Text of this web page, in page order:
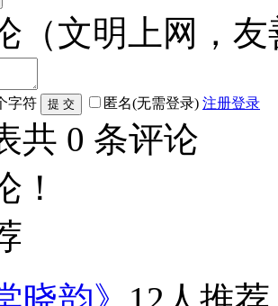
（文明上网，
字符 匿名(无需登录) 注册登录
共 0 条评论
！